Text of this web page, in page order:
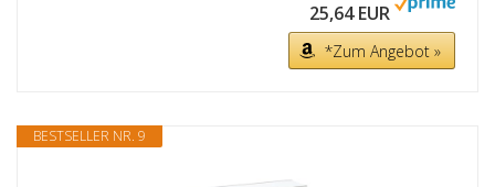
25,64 EUR
*Zum Angebot »
BESTSELLER NR. 9